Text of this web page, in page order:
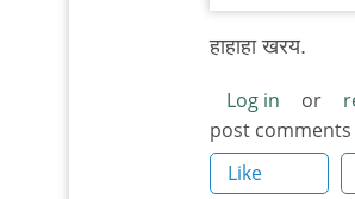
by
अभ्या..
हाहाहा खरय.
Log in or
post comments
Like